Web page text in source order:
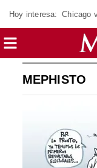
Hoy interesa: Chicago
MEPHISTO